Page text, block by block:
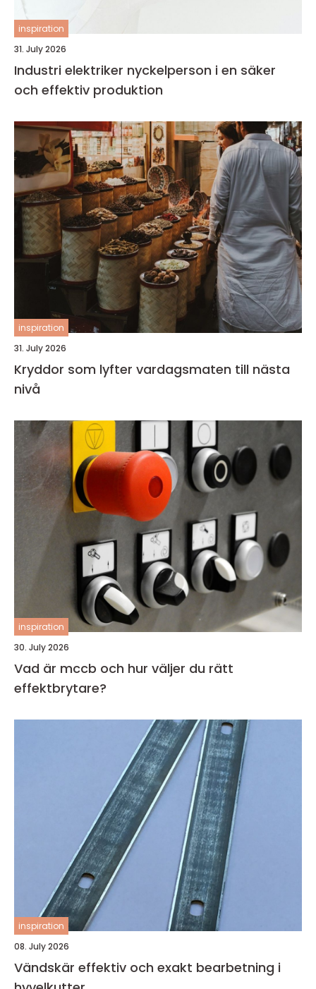
inspiration
31. July 2026
Industri elektriker nyckelperson i en säker
och effektiv produktion
inspiration
31. July 2026
Kryddor som lyfter vardagsmaten till nästa
nivå
inspiration
30. July 2026
Vad är mccb och hur väljer du rätt
effektbrytare?
inspiration
08. July 2026
Vändskär effektiv och exakt bearbetning i